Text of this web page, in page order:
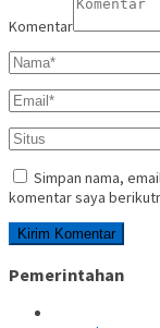
Komentar
Simpan nama,
komentar saya
Pemerintahan